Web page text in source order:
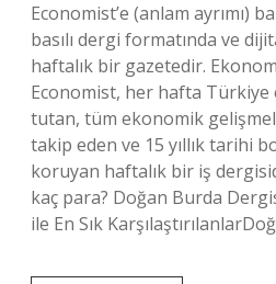
Economist’e (anlam ayrımı)
basılı dergi formatında ve
haftalık bir gazetedir.
Economist, her hafta Türkiye
tutan, tüm ekonomik
takip eden ve 15 yıllık tarihi
koruyan haftalık bir iş
kaç para? Doğan Burda
ile En Sık